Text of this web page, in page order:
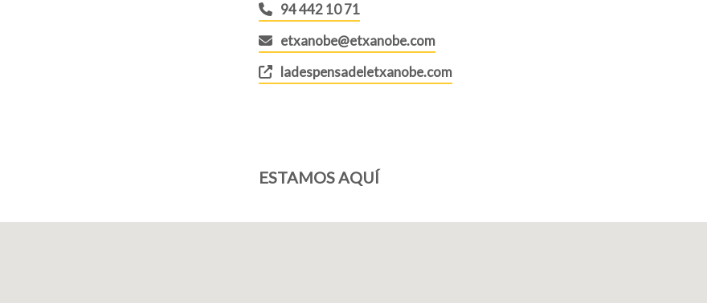
94 442 10 71
etxanobe@etxanobe.com
ladespensadeletxanobe.com
ESTAMOS AQUÍ